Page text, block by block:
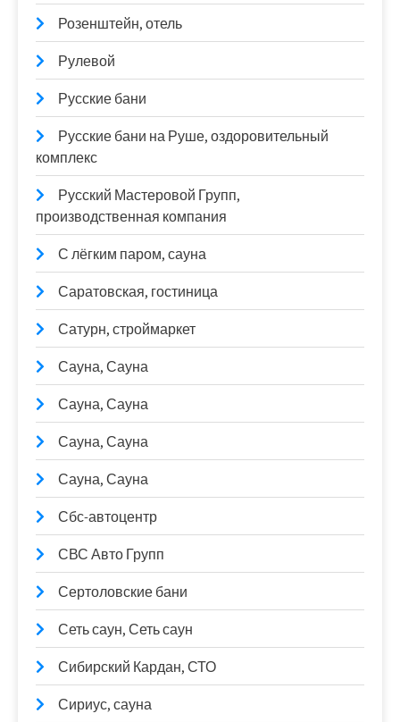
Розенштейн, отель
Рулевой
Русские бани
Русские бани на Руше, оздоровительный
комплекс
Русский Мастеровой Групп,
производственная компания
С лёгким паром, сауна
Саратовская, гостиница
Сатурн, строймаркет
Сауна, Сауна
Сауна, Сауна
Сауна, Сауна
Сауна, Сауна
Сбс-автоцентр
СВС Авто Групп
Сертоловские бани
Сеть саун, Сеть саун
Сибирский Кардан, СТО
Сириус, сауна